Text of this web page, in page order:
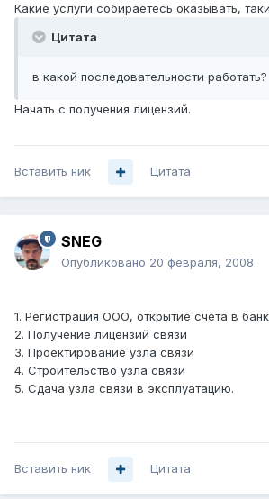
Какие услуги собираетесь оказывать,
Цитата
в какой последовательности работать?
Начать с получения лицензий.
Вставить ник Цитата
SNEG
Опубликовано 20 февраля, 2008
1. Регистрация ООО, открытие счета в
2. Получение лицензий связи
3. Проектирование узла связи
4. Строительство узла связи
5. Сдача узла связи в эксплуатацию.
Вставить ник Цитата